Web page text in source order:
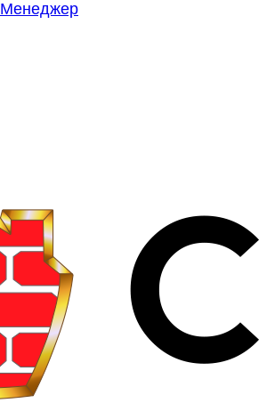
Менеджер